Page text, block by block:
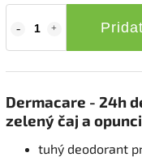
Dermacare - 24h
zelený čaj a
tuhý deodorant